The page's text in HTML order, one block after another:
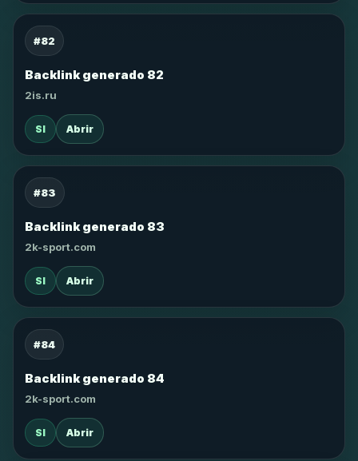
#82
Backlink generado 82
2is.ru
SI Abrir
#83
Backlink generado 83
2k-sport.com
SI Abrir
#84
Backlink generado 84
2k-sport.com
SI Abrir